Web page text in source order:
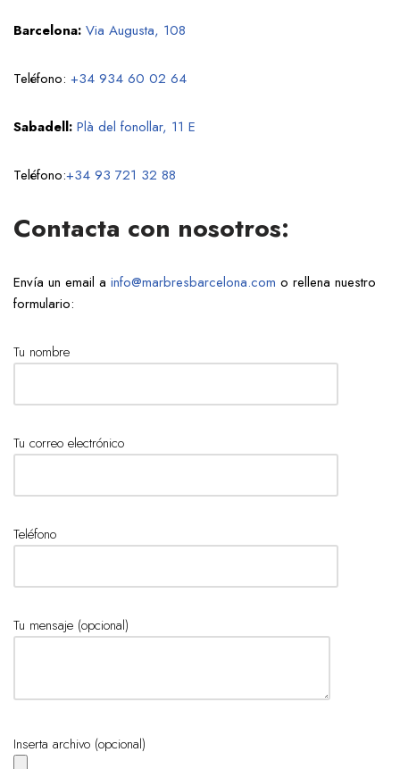
Barcelona: Via Augusta, 108
Teléfono: +34 934 60 02 64
Sabadell: Plà del fonollar, 11 E
Teléfono:+34 93 721 32 88
Contacta con nosotros:
Envía un email a info@marbresbarcelona.com o rellena nuestro
formulario:
Tu nombre
Tu correo electrónico
Teléfono
Tu mensaje (opcional)
Inserta archivo (opcional)